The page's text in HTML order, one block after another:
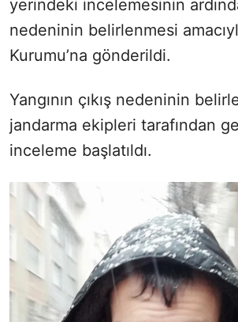
yerindeki incelemesinin
nedeninin belirlenmesi
Kurumu’na gönderildi.
Yangının çıkış nedeninin
jandarma ekipleri tarafından
inceleme başlatıldı.